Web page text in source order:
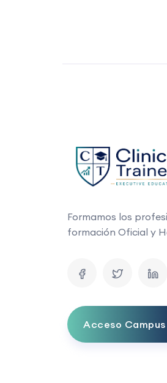
Formamos los
formación Oficial y
Acceso Campus